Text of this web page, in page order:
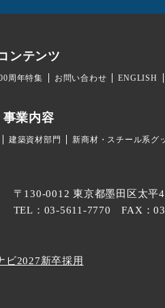
ンテンツ
周年特集 お問い合わせ ENGLISH
事業内容
建築資材部門 新商材・スチール系グ
〒130-0012 東京都墨田区太平
TEL：03-5611-7770 FAX：
ビ2027新卒採用